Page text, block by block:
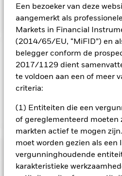
Een bezoeker van deze
aangemerkt als
Markets in Financial
(2014/65/EU, “MiFID”) en
belegger conform de
2017/1129 dient
te voldoen aan een of meer
criteria:
(1) Entiteiten die een
of gereglementeerd moeten
markten actief te mogen
moet worden gezien als een
vergunninghoudende
karakteristieke
de FTSE EPRA/NAREIT
BELANGRIJKE GEGEVENS:
het rendement van beleggingen
zijn niet gegarandeerd. Beleggers
oorspronkelijke inleg.
iShares Developed Real
Risicometer
Performance